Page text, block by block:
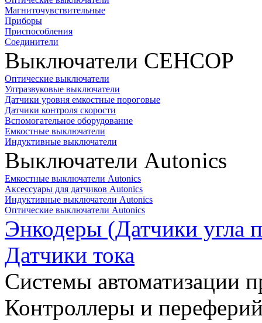
Магниточувствительные
Приборы
Приспособления
Соединители
Выключатели СЕНСОР
Оптические выключатели
Ултразвуковые выключатели
Датчики уровня емкостные пороговые
Датчики контроля скорости
Вспомогательное оборудование
Емкостные выключатели
Индуктивные выключатели
Выключатели Autonics
Емкостные выключатели Autonics
Аксессуары для датчиков Autonics
Индуктивные выключатели Autonics
Оптические выключатели Autonics
Энкодеры (Датчики угла
Датчики тока
Системы автоматизации
Контроллеры и